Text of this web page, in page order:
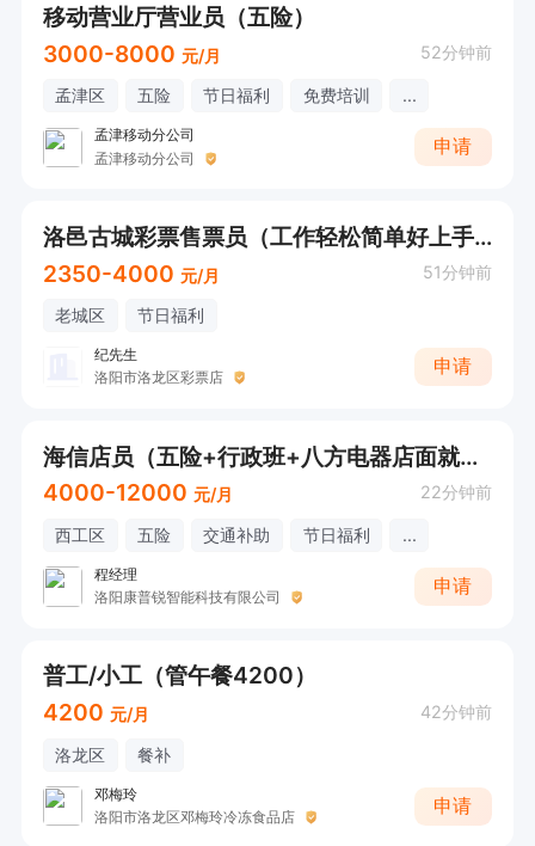
移动营业厅营业员（五险）
3000-8000 元/月 52分钟前
孟津区 五险 节日福利 免费培训 ...
孟津移动分公司
孟津移动分公司
申请
洛邑古城彩票售票员（工作轻松简单好上手+高提成）
2350-4000 元/月 51分钟前
老城区 节日福利
纪先生
洛阳市洛龙区彩票店
申请
海信店员（五险+行政班+八方电器店面就近分配）
4000-12000 元/月 22分钟前
西工区 五险 交通补助 节日福利 ...
程经理
洛阳康普锐智能科技有限公司
申请
普工/小工（管午餐4200）
4200 元/月 42分钟前
洛龙区 餐补
邓梅玲
洛阳市洛龙区邓梅玲冷冻食品店
申请